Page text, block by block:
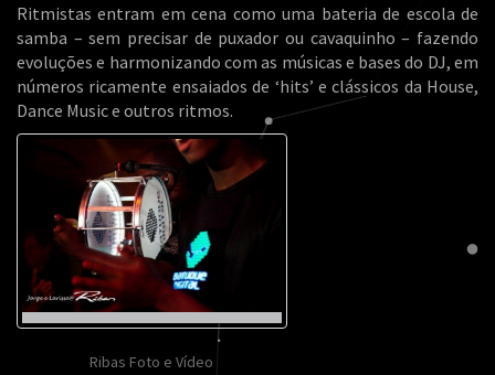
Ritmistas entram em cena como uma bateria de escola de
samba – sem precisar de puxador ou cavaquinho – fazendo
evoluções e harmonizando com as músicas e bases do DJ, em
números ricamente ensaiados de ‘hits’ e clássicos da House,
Dance Music e outros ritmos.
Ribas Foto e Vídeo